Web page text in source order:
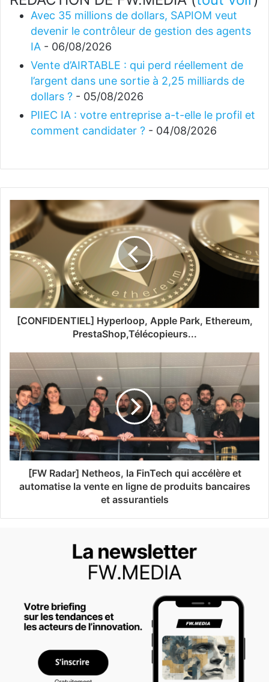
Avec 35 millions de dollars, SAPIOM veut
devenir le contrôleur de gestion des agents
IA - 06/08/2026
Vente d’AIRTABLE : qui perd réellement de
l’argent dans une sortie à 2,25 milliards de
dollars ? - 05/08/2026
PIIEC IA : votre entreprise a-t-elle le profil et
comment candidater ? - 04/08/2026
[CONFIDENTIEL] Hyperloop, Apple Park, Ethereum,
PrestaShop,Télécopieurs...
[FW Radar] Netheos, la FinTech qui accélère et
automatise la vente en ligne de produits bancaires
et assurantiels